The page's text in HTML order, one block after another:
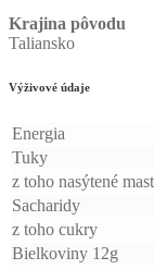
Krajina pôvodu
Taliansko
Výživové údaje
Energia
Tuky
z toho nasýtené
Sacharidy
z toho cukry
Bielkoviny 12g